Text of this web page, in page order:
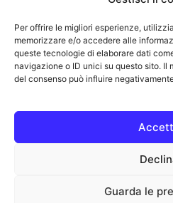
Per offrire le migliori esperienze,
memorizzare e/o accedere alle
queste tecnologie di elaborare dati
navigazione o ID unici su questo sito. Il
del consenso può influire
Guarda le
OutOfBit
programma di affiliazione che
commissione pubblicitaria
Amazon.it. Amazon e il logo Amazon
Amazon.com, Inc. o delle sue affiliate.
COPYRIGHT © 2013-2025
outofbit.it@gmail.com | outofbit@pec.it
Note legali